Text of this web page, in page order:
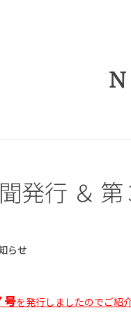
発行 ＆
らせ
号を発行しましたのでご紹